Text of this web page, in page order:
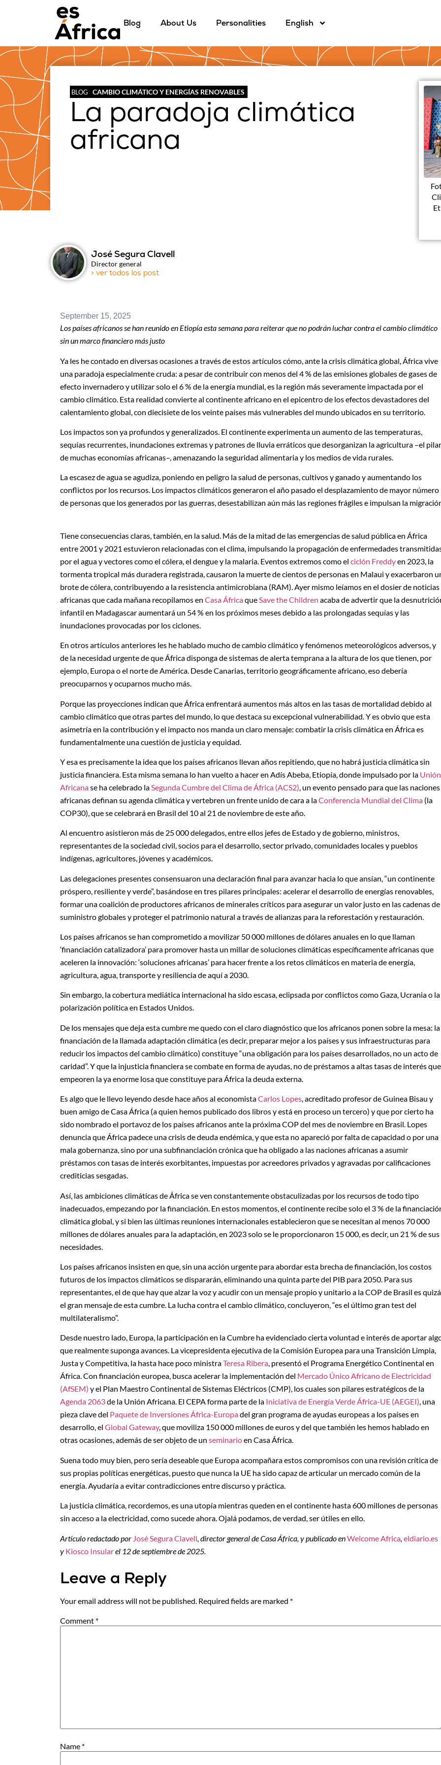
Blog About Us Personalities English
BLOG CAMBIO CLIMÁTICO Y ENERGÍAS RENOVABLES
La paradoja climática
africana
José Segura Clavell
Director general
> ver todos los post
September 15, 2025
Los países africanos se han reunido en Etiopía esta semana para reiterar que no podrán luchar contra el cambio climático
sin un marco financiero más justo
Ya les he contado en diversas ocasiones a través de estos artículos cómo, ante la crisis climática global, África vive
una paradoja especialmente cruda: a pesar de contribuir con menos del 4 % de las emisiones globales de gases de
efecto invernadero y utilizar solo el 6 % de la energía mundial, es la región más severamente impactada por el
cambio climático. Esta realidad convierte al continente africano en el epicentro de los efectos devastadores del
calentamiento global, con diecisiete de los veinte países más vulnerables del mundo ubicados en su territorio.
Los impactos son ya profundos y generalizados. El continente experimenta un aumento de las temperaturas,
sequías recurrentes, inundaciones extremas y patrones de lluvia erráticos que desorganizan la agricultura –el pilar
de muchas economías africanas–, amenazando la seguridad alimentaria y los medios de vida rurales.
La escasez de agua se agudiza, poniendo en peligro la salud de personas, cultivos y ganado y aumentando los
conflictos por los recursos. Los impactos climáticos generaron el año pasado el desplazamiento de mayor número
de personas que los generados por las guerras, desestabilizan aún más las regiones frágiles e impulsan la
Tiene consecuencias claras, también, en la salud. Más de la mitad de las emergencias de salud pública en África
entre 2001 y 2021 estuvieron relacionadas con el clima, impulsando la propagación de enfermedades
por el agua y vectores como el cólera, el dengue y la malaria. Eventos extremos como el ciclón Freddyen 2023, la
tormenta tropical más duradera registrada, causaron la muerte de cientos de personas en Malaui y exacerbaron
brote de cólera, contribuyendo a la resistencia antimicrobiana (RAM). Ayer mismo leíamos en el dosier de noticias
africanas que cada mañana recopilamos en Casa Áfricaque Save the Children acaba de advertir que la
infantil en Madagascar aumentará un 54 % en los próximos meses debido a las prolongadas sequías y las
inundaciones provocadas por los ciclones.
En otros artículos anteriores les he hablado mucho de cambio climático y fenómenos meteorológicos adversos, y
de la necesidad urgente de que África disponga de sistemas de alerta temprana a la altura de los que tienen, por
ejemplo, Europa o el norte de América. Desde Canarias, territorio geográficamente africano, eso debería
preocuparnos y ocuparnos mucho más.
Porque las proyecciones indican que África enfrentará aumentos más altos en las tasas de mortalidad debido al
cambio climático que otras partes del mundo, lo que destaca su excepcional vulnerabilidad. Y es obvio que esta
asimetría en la contribución y el impacto nos manda un claro mensaje: combatir la crisis climática en África es
fundamentalmente una cuestión de justicia y equidad.
Y esa es precisamente la idea que los países africanos llevan años repitiendo, que no habrá justicia climática sin
justicia financiera. Esta misma semana lo han vuelto a hacer en Adís Abeba, Etiopía, donde impulsado por la Unión
Africanase ha celebrado laSegunda Cumbre del Clima de África (ACS2), un evento pensado para que las naciones
africanas definan su agenda climática y vertebren un frente unido de cara a laConferencia Mundial del Clima (la
COP30), que se celebrará en Brasil del 10 al 21 de noviembre de este año.
Al encuentro asistieron más de 25 000 delegados, entre ellos jefes de Estado y de gobierno, ministros,
representantes de la sociedad civil, socios para el desarrollo, sector privado, comunidades locales y pueblos
indígenas, agricultores, jóvenes y académicos.
Las delegaciones presentes consensuaron una declaración final para avanzar hacia lo que ansían, “un continente
próspero, resiliente y verde”, basándose en tres pilares principales: acelerar el desarrollo de energías renovables,
formar una coalición de productores africanos de minerales críticos para asegurar un valor justo en las cadenas de
suministro globales y proteger el patrimonio natural a través de alianzas para la reforestación y restauración.
Los países africanos se han comprometido a movilizar 50 000 millones de dólares anuales en lo que llaman
‘financiación catalizadora’ para promover hasta un millar de soluciones climáticas específicamente africanas que
aceleren la innovación: ‘soluciones africanas’ para hacer frente a los retos climáticos en materia de energía,
agricultura, agua, transporte y resiliencia de aquí a 2030.
Sin embargo, la cobertura mediática internacional ha sido escasa, eclipsada por conflictos como Gaza, Ucrania o la
polarización política en Estados Unidos.
De los mensajes que deja esta cumbre me quedo con el claro diagnóstico que los africanos ponen sobre la mesa: la
financiación de la llamada adaptación climática (es decir, preparar mejor a los países y sus infraestructuras para
reducir los impactos del cambio climático) constituye “una obligación para los países desarrollados, no un acto de
caridad”. Y que la injusticia financiera se combate en forma de ayudas, no de préstamos a altas tasas de interés que
empeoren la ya enorme losa que constituye para África la deuda externa.
Es algo que le llevo leyendo desde hace años al economistaCarlos Lopes, acreditado profesor de Guinea Bisau y
buen amigo de Casa África (a quien hemos publicado dos libros y está en proceso un tercero) y que por cierto ha
sido nombrado el portavoz de los países africanos ante la próxima COP del mes de noviembre en Brasil. Lopes
denuncia que África padece una crisis de deuda endémica, y que esta no apareció por falta de capacidad o por una
mala gobernanza, sino por una subfinanciación crónica que ha obligado a las naciones africanas a asumir
préstamos con tasas de interés exorbitantes, impuestas por acreedores privados y agravadas por calificaciones
crediticias sesgadas.
Así, las ambiciones climáticas de África se ven constantemente obstaculizadas por los recursos de todo tipo
inadecuados, empezando por la financiación. En estos momentos, el continente recibe solo el 3 % de la
climática global, y si bien las últimas reuniones internacionales establecieron que se necesitan al menos 70 000
millones de dólares anuales para la adaptación, en 2023 solo se le proporcionaron 15 000, es decir, un 21 % de sus
necesidades.
Los países africanos insisten en que, sin una acción urgente para abordar esta brecha de financiación, los costos
futuros de los impactos climáticos se dispararán, eliminando una quinta parte del PIB para 2050. Para sus
representantes, el de que hay que alzar la voz y acudir con un mensaje propio y unitario a la COP de Brasil es
el gran mensaje de esta cumbre. La lucha contra el cambio climático, concluyeron, “es el último gran test del
multilateralismo”.
Desde nuestro lado, Europa, la participación en la Cumbre ha evidenciado cierta voluntad e interés de aportar
que realmente suponga avances. La vicepresidenta ejecutiva de la Comisión Europea para una Transición Limpia,
Justa y Competitiva, la hasta hace poco ministraTeresa Ribera, presentó el Programa Energético Continental en
África. Con financiación europea, busca acelerar la implementación del Mercado Único Africano de Electricidad
(AfSEM) y el Plan Maestro Continental de Sistemas Eléctricos (CMP), los cuales son pilares estratégicos de la
Agenda 2063de la Unión Africana. El CEPA forma parte de la Iniciativa de Energía Verde África-UE (AEGEI), una
pieza clave del Paquete de Inversiones África-Europadel gran programa de ayudas europeas a los países en
desarrollo, el Global Gateway, que moviliza 150 000 millones de euros y del que también les hemos hablado en
otras ocasiones, además de ser objeto de un seminarioen Casa África.
Suena todo muy bien, pero sería deseable que Europa acompañara estos compromisos con una revisión crítica de
sus propias políticas energéticas, puesto que nunca la UE ha sido capaz de articular un mercado común de la
energía. Ayudaría a evitar contradicciones entre discurso y práctica.
La justicia climática, recordemos, es una utopía mientras queden en el continente hasta 600 millones de personas
sin acceso a la electricidad, como sucede ahora. Ojalá podamos, de verdad, ser útiles en ello.
Artículo redactado por José Segura Clavell , director general de Casa África, y publicado enWelcome Africa eldiario.es
y Kiosco Insularel 12 de septiembre de 2025.
Leave a Reply
Your email address will not be published. Required fields are marked *
Comment *
Name *